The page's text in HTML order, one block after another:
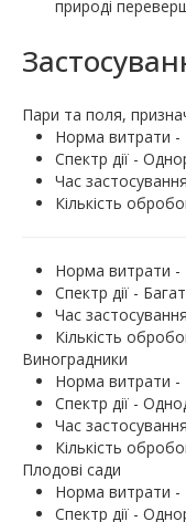
природі
Пари та поля,
Норма витрати -
Спектр дії -
Час
Кількість
Норма витрати -
Спектр дії -
Час
Кількість
Виноградники
Норма витрати -
Спектр дії -
Час
Кількість
Плодові сади
Норма витрати -
Спектр дії -